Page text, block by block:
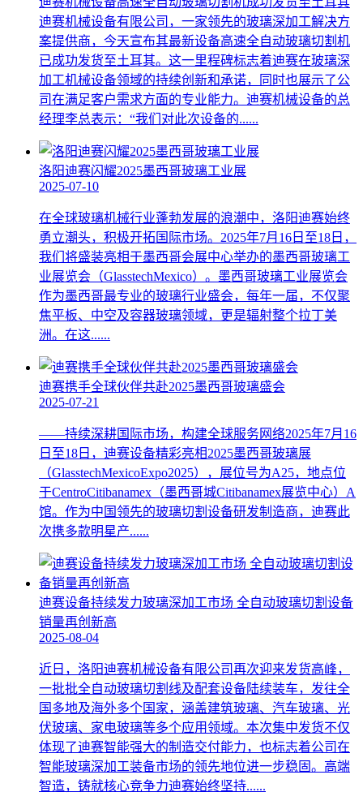
迪赛机械设备有限公司，一家领先的玻璃深加工解决方
案提供商，今天宣布其最新设备高速全自动玻璃切割机
已成功发货至土耳其。这一里程碑标志着迪赛在玻璃深
加工机械设备领域的持续创新和承诺，同时也展示了公
司在满足客户需求方面的专业能力。迪赛机械设备的总
经理李总表示：“我们对此次设备的......
洛阳迪赛闪耀2025墨西哥玻璃工业展
2025-07-10
在全球玻璃机械行业蓬勃发展的浪潮中，洛阳迪赛始终
勇立潮头，积极开拓国际市场。2025年7月16日至18日，
我们将盛装亮相于墨西哥会展中心举办的墨西哥玻璃工
业展览会（GlasstechMexico）。墨西哥玻璃工业展览会
作为墨西哥最专业的玻璃行业盛会，每年一届，不仅聚
焦平板、中空及容器玻璃领域，更是辐射整个拉丁美
洲。在这......
迪赛携手全球伙伴共赴2025墨西哥玻璃盛会
2025-07-21
——持续深耕国际市场，构建全球服务网络2025年7月16
日至18日，迪赛设备精彩亮相2025墨西哥玻璃展
（GlasstechMexicoExpo2025），展位号为A25，地点位
于CentroCitibanamex（墨西哥城Citibanamex展览中心）A
馆。作为中国领先的玻璃切割设备研发制造商，迪赛此
次携多款明星产......
迪赛设备持续发力玻璃深加工市场 全自动玻璃切割设备
销量再创新高
2025-08-04
近日，洛阳迪赛机械设备有限公司再次迎来发货高峰，
一批批全自动玻璃切割线及配套设备陆续装车，发往全
国多地及海外多个国家，涵盖建筑玻璃、汽车玻璃、光
伏玻璃、家电玻璃等多个应用领域。本次集中发货不仅
体现了迪赛智能强大的制造交付能力，也标志着公司在
智能玻璃深加工装备市场的领先地位进一步稳固。高端
智造，铸就核心竞争力迪赛始终坚持......